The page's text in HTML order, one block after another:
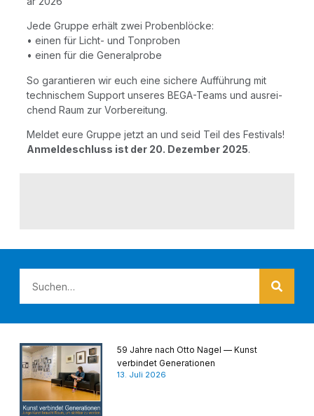
Jede Grup­pe erhält zwei Pro­ben­blö­cke:
• einen für Licht- und Ton­pro­ben
• einen für die Generalprobe
So garan­tie­ren wir euch eine siche­re Auf­füh­rung mit
tech­ni­schem Sup­port unse­res BEGA-Teams und aus­rei­
chend Raum zur Vorbereitung.
Mel­det eure Grup­pe jetzt an und seid Teil des Fes­ti­vals!
Anmel­de­schluss ist der 20. Dezem­ber 2025.
59 Jahre nach Otto Nagel — Kunst
verbindet Generationen
13. Juli 2026